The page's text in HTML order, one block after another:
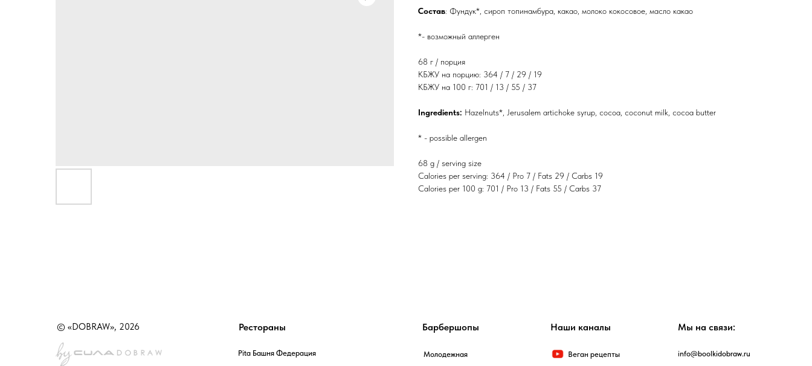
Состав: Фундук*, сироп топинамбура, какао, молоко кокосовое, масло какао
*- возможный аллерген
68 г / порция
КБЖУ на порцию: 364 / 7 / 29 / 19
КБЖУ на 100 г: 701 / 13 / 55 / 37
Ingredients: Hazelnuts*, Jerusalem artichoke syrup, cocoa, coconut milk, cocoa butter
* - possible allergen
68 g / serving size
Calories per serving: 364 / Pro 7 / Fats 29 / Carbs 19
Calories per 100 g: 701 / Pro 13 / Fats 55 / Carbs 37
© «DOBRAW», 2026 Барбершопы
Молодежная
Рестораны
Pita Башня Федерация
Наши каналы
Веган рецепты
Мы на связи:
info@boolkidobraw.ru